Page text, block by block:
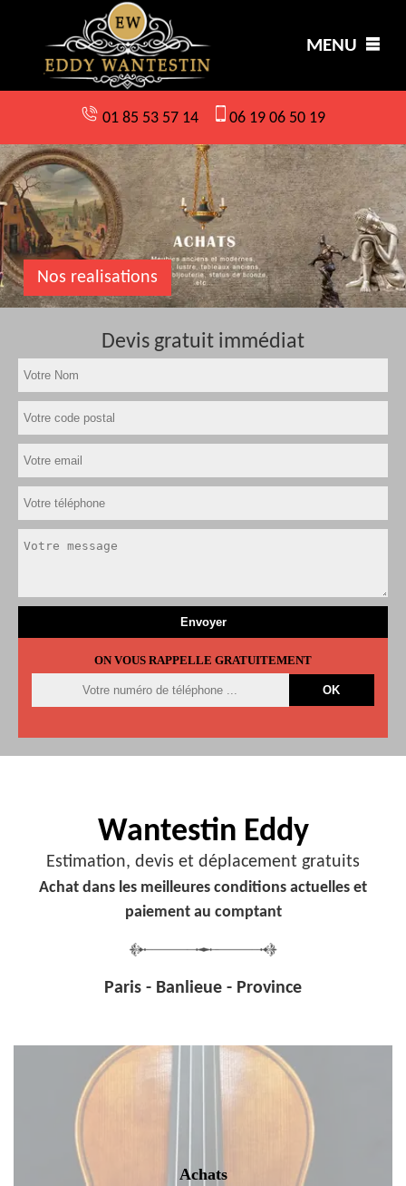
MENU
01 85 53 57 14 06 19 06 50 19
Nos realisations
Devis gratuit immédiat
ON VOUS RAPPELLE GRATUITEMENT
Wantestin Eddy
Estimation, devis et déplacement gratuits
Achat dans les meilleures conditions actuelles et
paiement au comptant
Paris - Banlieue - Province
Achats